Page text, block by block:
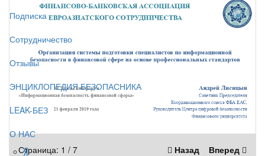
Подписка
Сотрудничество
Отзывы
ЭНЦИКЛОПЕДИЯ БЕЗОПАСНИКА
LEAK-БЕЗ
О НАС
Страница: 1 / 7 Вперед
Назад